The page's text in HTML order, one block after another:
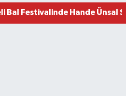
Bal Festivalinde Hande Ünsal